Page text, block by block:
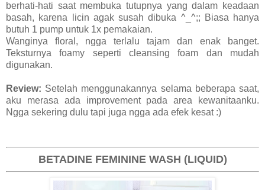
berhati-hati saat membuka tutupnya yang dalam keadaan
basah, karena licin agak susah dibuka ^_^;; Biasa hanya
butuh 1 pump untuk 1x pemakaian.
Wanginya floral, ngga terlalu tajam dan enak banget.
Teksturnya foamy seperti cleansing foam dan mudah
digunakan.
Review: Setelah menggunakannya selama beberapa saat,
aku merasa ada improvement pada area kewanitaanku.
Ngga sekering dulu tapi juga ngga ada efek kesat :)
BETADINE FEMININE WASH (LIQUID)